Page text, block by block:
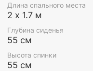
Длина спального места
2 х 1.7 м
Глубина сиденья
55 см
Высота спинки
55 см